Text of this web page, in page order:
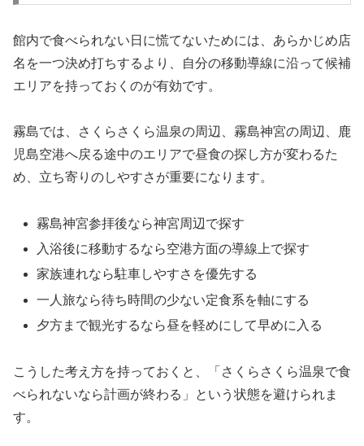
館内で食べられない日に慌てないためには、あらかじめ店
名を一つ決め打ちするより、自分の移動導線に沿って候補
エリアを持っておくのが有効です。
霧島では、さくらさくら温泉の周辺、霧島神宮の周辺、鹿
児島空港へ戻る途中のエリアで昼食の探し方が変わるた
め、立ち寄りのしやすさが重要になります。
霧島神宮参拝後なら神宮周辺で探す
入浴後に移動するなら空港方面の導線上で探す
家族連れなら駐車しやすさを優先する
一人旅なら待ち時間の少ない定食系を軸にする
夕方まで観光するなら昼を軽めにして早めに入る
こうした考え方を持っておくと、「さくらさくら温泉で食
べられないなら計画が終わる」という状態を避けられま
す。